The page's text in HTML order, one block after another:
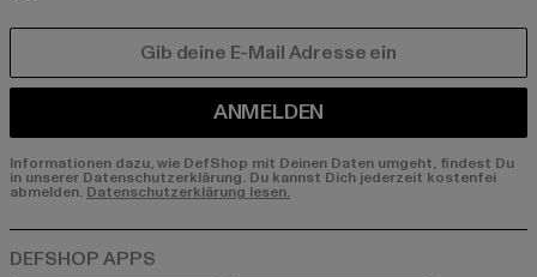
ANMELDEN
Informationen dazu, wie DefShop mit Deinen Daten umgeht, findest Du
in unserer Datenschutzerklärung. Du kannst Dich jederzeit kostenfei
abmelden. Datenschutzerklärung lesen.